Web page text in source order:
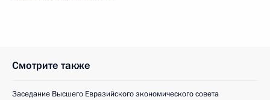
Смотрите также
Заседание Высшего Евразийского экономического совета